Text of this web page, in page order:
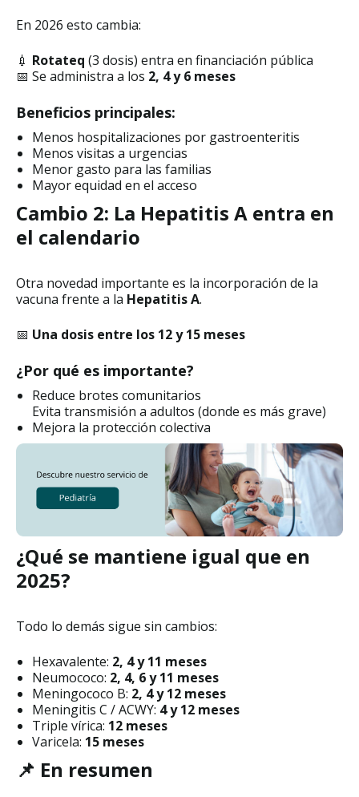
En 2026 esto cambia:
💉 Rotateq (3 dosis) entra en financiación pública
📅 Se administra a los 2, 4 y 6 meses
Beneficios principales:
Menos hospitalizaciones por gastroenteritis
Menos visitas a urgencias
Menor gasto para las familias
Mayor equidad en el acceso
Cambio 2: La Hepatitis A entra en
el calendario
Otra novedad importante es la incorporación de la
vacuna frente a la Hepatitis A.
📅 Una dosis entre los 12 y 15 meses
¿Por qué es importante?
Reduce brotes comunitarios
Evita transmisión a adultos (donde es más grave)
Mejora la protección colectiva
¿Qué se mantiene igual que en
2025?
Todo lo demás sigue sin cambios:
Hexavalente: 2, 4 y 11 meses
Neumococo: 2, 4, 6 y 11 meses
Meningococo B: 2, 4 y 12 meses
Meningitis C / ACWY: 4 y 12 meses
Triple vírica: 12 meses
Varicela: 15 meses
📌 En resumen